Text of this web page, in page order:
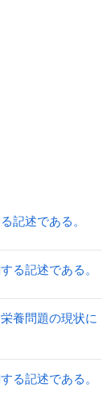
記述である。
る記述である。
養問題の現状に
る記述である。